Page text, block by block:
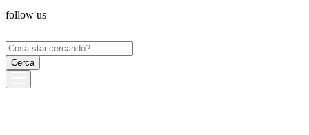
follow us
Ricerca
per: